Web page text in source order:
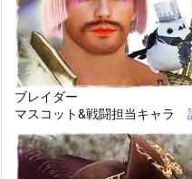
ブレイダー
マスコット&戦闘担当キャラ